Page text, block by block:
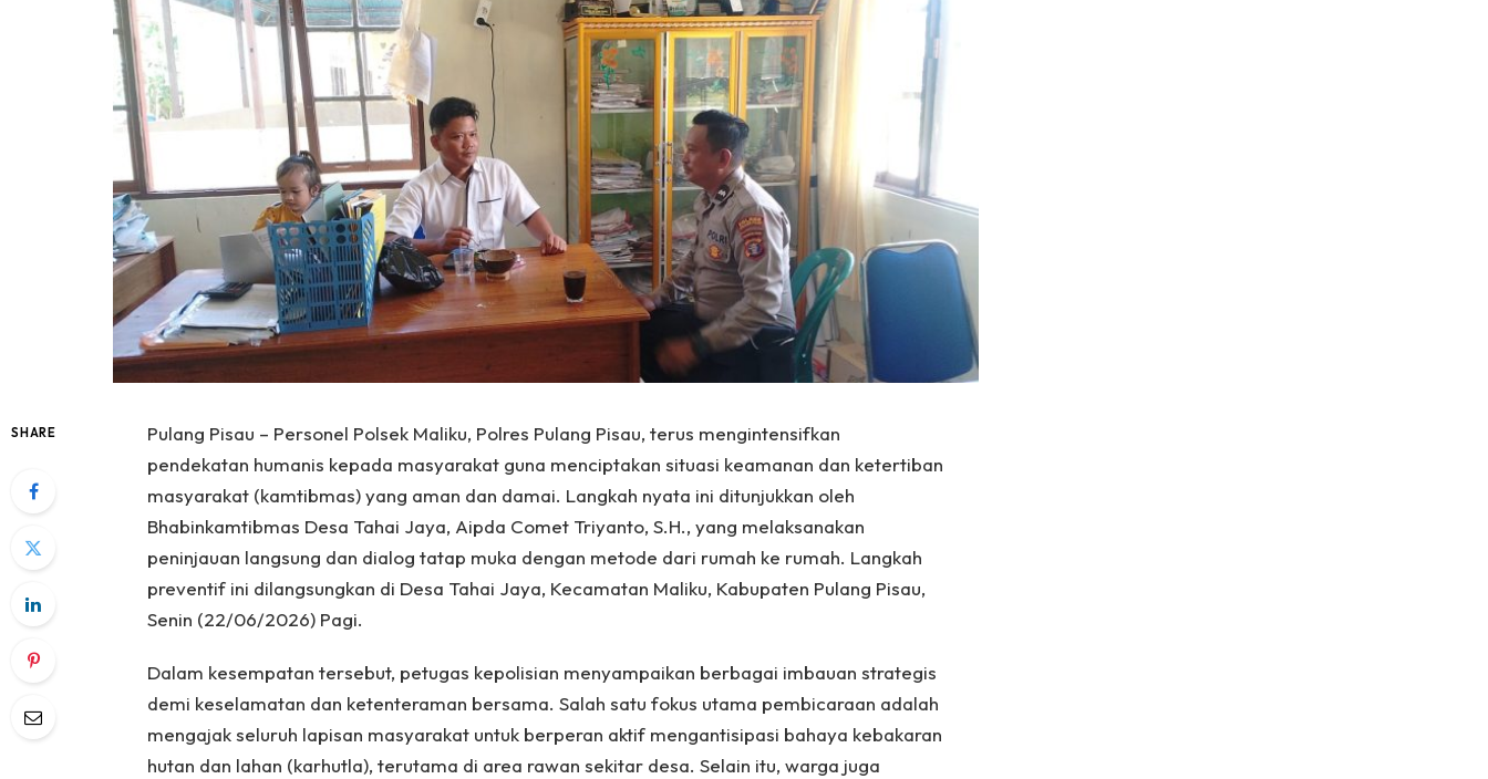
SHARE
Pulang Pisau – Personel Polsek Maliku, Polres Pulang Pisau, terus mengintensifkan
pendekatan humanis kepada masyarakat guna menciptakan situasi keamanan dan ketertiban
masyarakat (kamtibmas) yang aman dan damai. Langkah nyata ini ditunjukkan oleh
Bhabinkamtibmas Desa Tahai Jaya, Aipda Comet Triyanto, S.H., yang melaksanakan
peninjauan langsung dan dialog tatap muka dengan metode dari rumah ke rumah. Langkah
preventif ini dilangsungkan di Desa Tahai Jaya, Kecamatan Maliku, Kabupaten Pulang Pisau,
Senin (22/06/2026) Pagi.
Dalam kesempatan tersebut, petugas kepolisian menyampaikan berbagai imbauan strategis
demi keselamatan dan ketenteraman bersama. Salah satu fokus utama pembicaraan adalah
mengajak seluruh lapisan masyarakat untuk berperan aktif mengantisipasi bahaya kebakaran
hutan dan lahan (karhutla), terutama di area rawan sekitar desa. Selain itu, warga juga